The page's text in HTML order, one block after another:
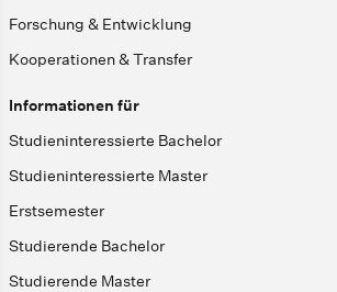
Forschung & Entwicklung
Kooperationen & Transfer
Informationen für
Studieninteressierte Bachelor
Studieninteressierte Master
Erstsemester
Studierende Bachelor
Studierende Master